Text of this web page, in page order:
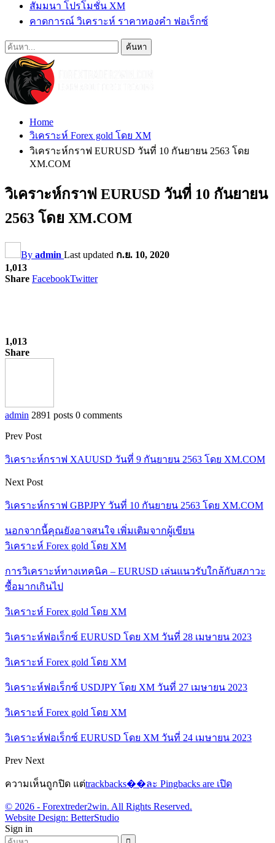
สัมมนา โปรโมชั่น XM
คาดการณ์ วิเคราะห์ ราคาทองคำ ฟอเร็กซ์
Home
วิเคราะห์ Forex gold โดย XM
วิเคราะห์กราฟ EURUSD วันที่ 10 กันยายน 2563 โดย
XM.COM
วิเคราะห์กราฟ EURUSD วันที่ 10 กันยายน
2563 โดย XM.COM
By admin Last updated ก.ย. 10, 2020
1,013
Share FacebookTwitter
1,013
Share
admin 2891 posts 0 comments
Prev Post
วิเคราะห์กราฟ XAUUSD วันที่ 9 กันยายน 2563 โดย XM.COM
Next Post
วิเคราะห์กราฟ GBPJPY วันที่ 10 กันยายน 2563 โดย XM.COM
นอกจากนี้คุณยังอาจสนใจ เพิ่มเติมจากผู้เขียน
วิเคราะห์ Forex gold โดย XM
การวิเคราะห์ทางเทคนิค – EURUSD เล่นแนวรับใกล้กับสภาวะ
ซื้อมากเกินไป
วิเคราะห์ Forex gold โดย XM
วิเคราะห์ฟอเร็กซ์ EURUSD โดย XM วันที่ 28 เมษายน 2023
วิเคราะห์ Forex gold โดย XM
วิเคราะห์ฟอเร็กซ์ USDJPY โดย XM วันที่ 27 เมษายน 2023
วิเคราะห์ Forex gold โดย XM
วิเคราะห์ฟอเร็กซ์ EURUSD โดย XM วันที่ 24 เมษายน 2023
Prev Next
ความเห็นถูกปิด แต่trackbacks��ละ Pingbacks are เปิด
© 2026 - Forextreder2win. All Rights Reserved.
Website Design: BetterStudio
Sign in